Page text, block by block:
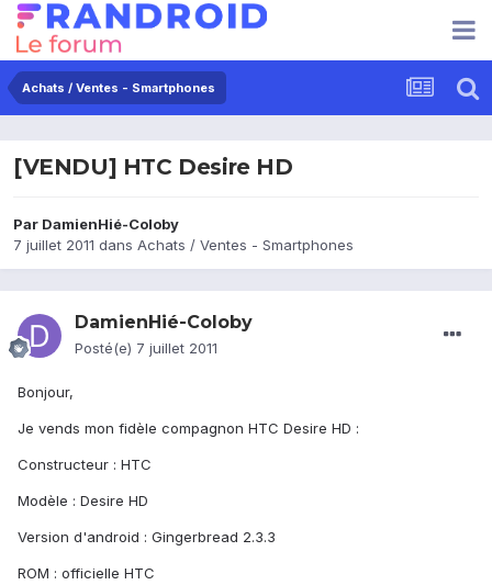
Achats / Ventes - Smartphones
[VENDU] HTC Desire HD
Par DamienHié-Coloby
7 juillet 2011 dans Achats / Ventes - Smartphones
DamienHié-Coloby
Posté(e) 7 juillet 2011
Bonjour,
Je vends mon fidèle compagnon HTC Desire HD :
Constructeur : HTC
Modèle : Desire HD
Version d'android : Gingerbread 2.3.3
ROM : officielle HTC